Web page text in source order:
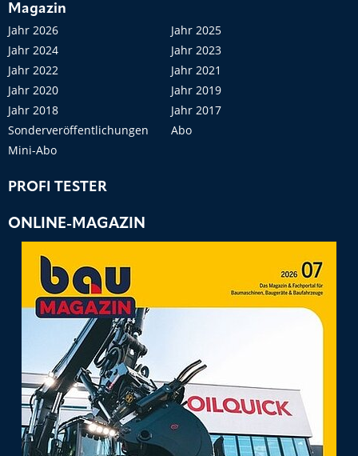
Magazin
Jahr 2026
Jahr 2025
Jahr 2024
Jahr 2023
Jahr 2022
Jahr 2021
Jahr 2020
Jahr 2019
Jahr 2018
Jahr 2017
Sonderveröffentlichungen
Abo
Mini-Abo
PROFI TESTER
ONLINE-MAGAZIN